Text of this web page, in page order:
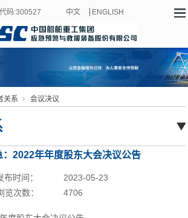
码:300527 中文 ENGLISH
关系 会议决议
：2022年年度股东大会决议公告
2023-05-23
布时间：
4706
览次数：